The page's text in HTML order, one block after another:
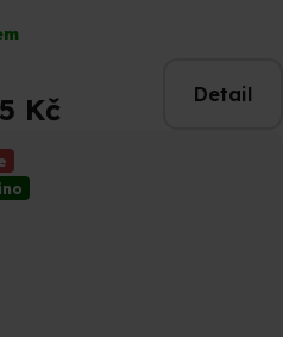
Kč Detail